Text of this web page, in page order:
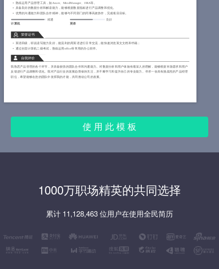
熟练运用产品管理工具，如Axure、MindManager、JIRA等。
具备良好的数据分析和解读能力，能够根据数据指标进行产品调整和优化。
优秀的沟通能力和团队合作精神，能够与不同部门的同事高效协作，完成项目目标。
计算机
精通
英语
良好
荣誉证书
英语四级，听说读写能力良好，能流利的用英语进行日常交流，能快速浏览英文文档和书籍；
通过全国计算机二级考试，熟练运用office等常用的办公软件。
自我评价
我熟悉产品管理的各个环节，并具备较强的团队合作和沟通能力。对数据分析和用户体验有着深入的理解，能够根据市场需求和用户
反馈进行产品调整和优化。我对产品行业的发展趋势保持关注，并不断学习和提升自己的专业能力。寻求一份具有挑战性的产品经理
职位，希望能够在您的团队中发挥我的才能，共同推动公司的发展。
使 用 此 模 板
1000万职场精英的共同选择
累计 11,128,463 位用户在使用全民简历